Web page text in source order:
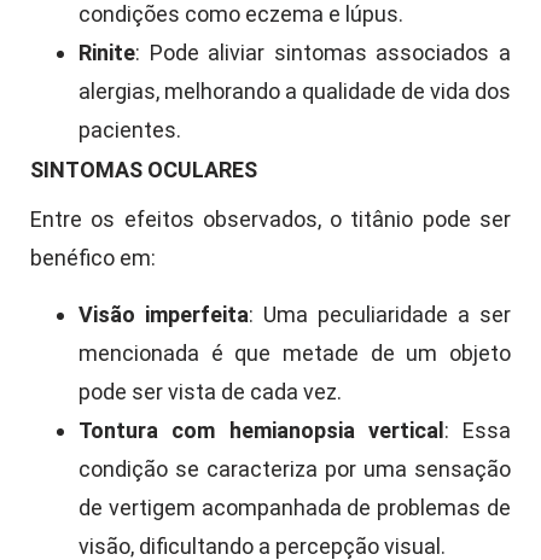
condições como eczema e lúpus.
Rinite: Pode aliviar sintomas associados a
alergias, melhorando a qualidade de vida dos
pacientes.
SINTOMAS OCULARES
Entre os efeitos observados, o titânio pode ser
benéfico em:
Visão imperfeita: Uma peculiaridade a ser
mencionada é que metade de um objeto
pode ser vista de cada vez.
Tontura com hemianopsia vertical: Essa
condição se caracteriza por uma sensação
de vertigem acompanhada de problemas de
visão, dificultando a percepção visual.